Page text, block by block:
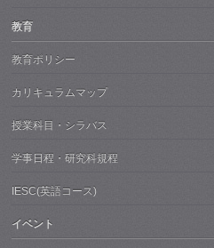
教育
教育ポリシー
カリキュラムマップ
授業科目・シラバス
学事日程・研究科規程
IESC(英語コース)
イベント